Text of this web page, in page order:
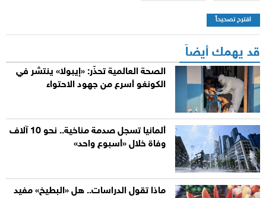
اقترح تصحيحاً
قد يهمك أيضاً
الصحة العالمية تحذّر: «إيبولا» ينتشر في
الكونغو أسرع من جهود الاحتواء
ألمانيا تسجل صدمة مناخية.. نحو 10 آلاف
وفاة خلال «أسبوع واحد»
ماذا تقول الدراسات.. هل «البطيخ» مفيد